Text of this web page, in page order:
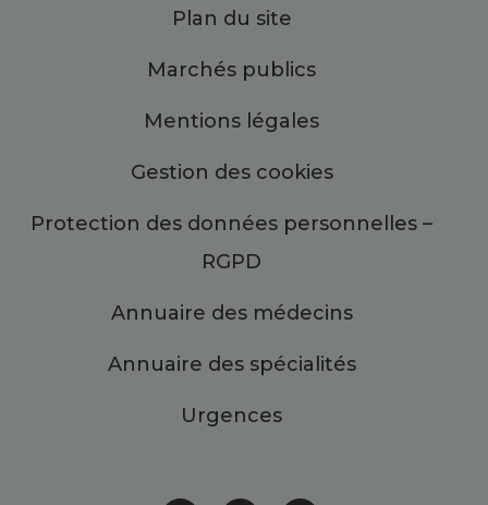
Plan du site
Marchés publics
Mentions légales
Gestion des cookies
Protection des données personnelles –
RGPD
Annuaire des médecins
Annuaire des spécialités
Urgences